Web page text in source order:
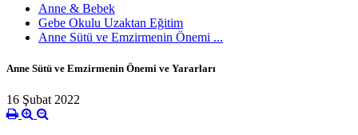
Anne & Bebek
Gebe Okulu Uzaktan Eğitim
Anne Sütü ve Emzirmenin Önemi ...
Anne Sütü ve Emzirmenin Önemi ve Yararları
16 Şubat 2022